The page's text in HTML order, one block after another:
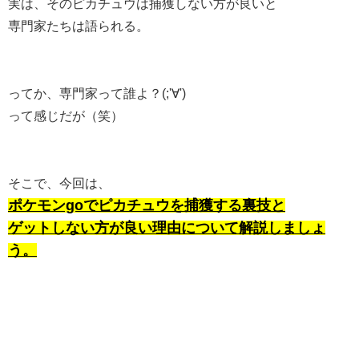
実は、そのピカチュウは捕獲しない方が良いと
専門家たちは語られる。
ってか、専門家って誰よ？(;'∀')
って感じだが（笑）
そこで、今回は、
ポケモンgoでピカチュウを捕獲する裏技と
ゲットしない方が良い理由について解説しましょ
う。